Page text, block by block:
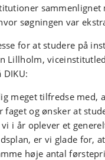
sammenlignet
søgningen var
for at studere på
Lillholm,
meget tilfredse med,
faget og ønsker at
i år oplever et
er vi glade for,
høje antal